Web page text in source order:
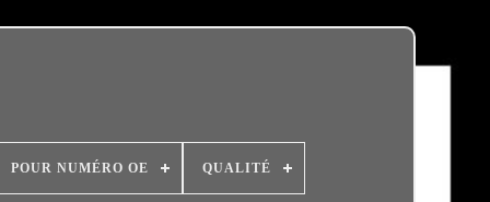
POUR NUMÉRO OE QUALITÉ